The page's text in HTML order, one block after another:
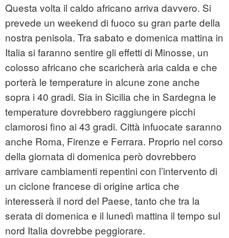
Questa volta il caldo africano arriva davvero. Si
prevede un weekend di fuoco su gran parte della
nostra penisola. Tra sabato e domenica mattina in
Italia si faranno sentire gli effetti di Minosse, un
colosso africano che scaricherà aria calda e che
porterà le temperature in alcune zone anche
sopra i 40 gradi. Sia in Sicilia che in Sardegna le
temperature dovrebbero raggiungere picchi
clamorosi fino ai 43 gradi. Città infuocate saranno
anche Roma, Firenze e Ferrara. Proprio nel corso
della giornata di domenica però dovrebbero
arrivare cambiamenti repentini con l’intervento di
un ciclone francese di origine artica che
interesserà il nord del Paese, tanto che tra la
serata di domenica e il lunedì mattina il tempo sul
nord Italia dovrebbe peggiorare.